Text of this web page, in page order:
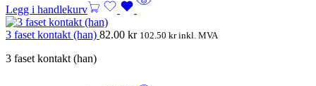
Legg i handlekurv
3 faset kontakt (han) 82.00 kr 102.50 krinkl. MVA
3 faset kontakt (han)